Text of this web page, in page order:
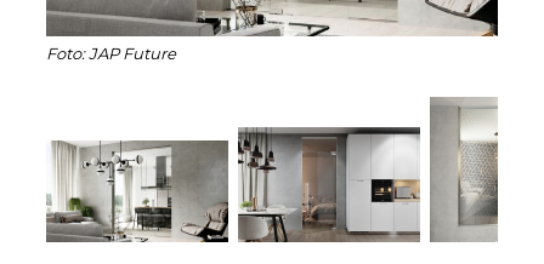
Foto: JAP Future